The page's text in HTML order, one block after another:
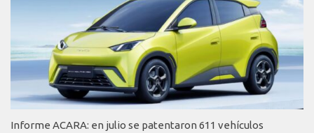
Informe ACARA: en julio se patentaron 611 vehículos